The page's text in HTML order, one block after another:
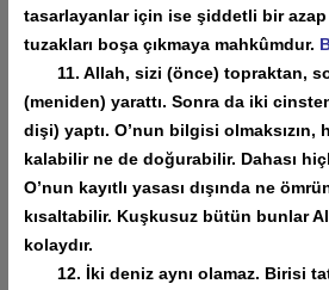
tasarlayanlar için ise şiddetli bir azap
tuzakları boşa çıkmaya mahkûmdur.
11. Allah, sizi (önce) topraktan,
(meniden) yarattı. Sonra da iki
dişi) yaptı. O’nun bilgisi
kalabilir ne de doğurabilir. Dahası
O’nun kayıtlı yasası dışında ne
kısaltabilir. Kuşkusuz bütün bunlar
kolaydır.
12. İki deniz aynı olamaz. Birisi